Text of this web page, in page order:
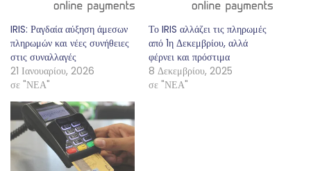
IRIS: Ραγδαία αύξηση άμεσων
πληρωμών και νέες συνήθειες
στις συναλλαγές
21 Ιανουαρίου, 2026
σε "ΝΕΑ"
Το IRIS αλλάζει τις πληρωμές
από 1η Δεκεμβρίου, αλλά
φέρνει και πρόστιμα
8 Δεκεμβρίου, 2025
σε "ΝΕΑ"